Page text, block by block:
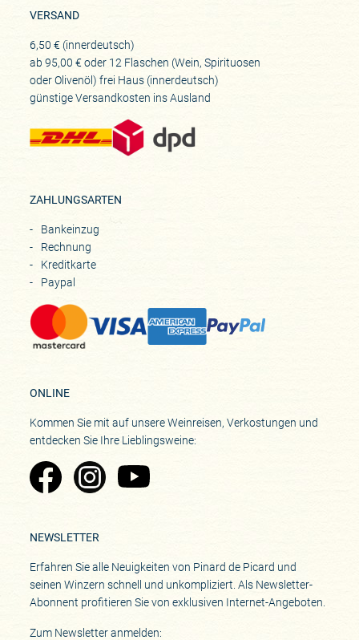
seit 2017
VERSAND
6,50 € (innerdeutsch)
ab 95,00 € oder 12 Flaschen (Wein, Spirituosen
oder Olivenöl) frei Haus (innerdeutsch)
günstige Versandkosten ins Ausland
ZAHLUNGSARTEN
Bankeinzug
Rechnung
Kreditkarte
Paypal
ONLINE
Kommen Sie mit auf unsere Weinreisen, Verkostungen und
entdecken Sie Ihre Lieblingsweine:
Zu Pinard's Facebook-Seite
Zu Pinard's Instagram-Seite
Zu Pinard's YouTube-Seite
NEWSLETTER
Erfahren Sie alle Neuigkeiten von Pinard de Picard und
seinen Winzern schnell und unkompliziert. Als Newsletter-
Abonnent profitieren Sie von exklusiven Internet-Angeboten.
Zum Newsletter anmelden: